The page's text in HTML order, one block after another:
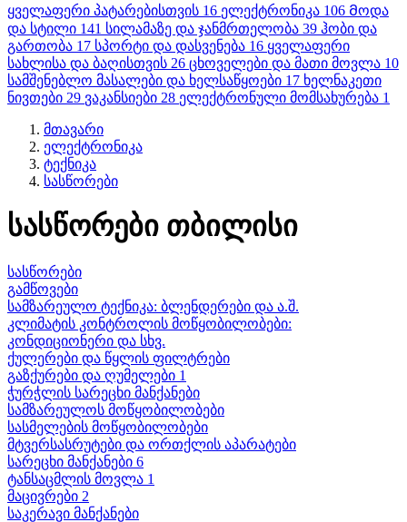
ყველაფერი პატარებისთვის 16 ელექტრონიკა 106 Მოდა
და სტილი 141 სილამაზე და ჯანმრთელობა 39 ჰობი და
გართობა 17 სპორტი და დასვენება 16 ყველაფერი
სახლისა და ბაღისთვის 26 ცხოველები და მათი მოვლა 10
სამშენებლო მასალები და ხელსაწყოები 17 ხელნაკეთი
ნივთები 29 ვაკანსიები 28 ელექტრონული მომსახურება 1
მთავარი
ელექტრონიკა
ტექნიკა
სასწორები
სასწორები თბილისი
სასწორები
გამწოვები
სამზარეულო ტექნიკა: ბლენდერები და ა.შ.
კლიმატის კონტროლის მოწყობილობები:
კონდიციონერი და სხვ.
ქულერები და წყლის ფილტრები
გაზქურები და ღუმელები 1
ჭურჭლის სარეცხი მანქანები
სამზარეულოს მოწყობილობები
სასმელების მოწყობილობები
მტვერსასრუტები და ორთქლის აპარატები
სარეცხი მანქანები 6
ტანსაცმლის მოვლა 1
მაცივრები 2
საკერავი მანქანები